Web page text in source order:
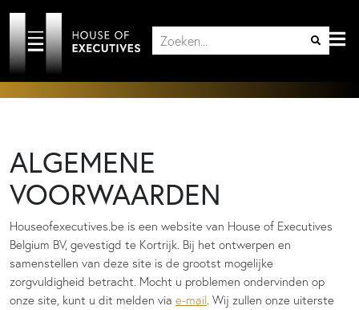
ALGEMENE
VOORWAARDEN
Houseofexecutives.be is een website van House of Executives
Belgium BV, gevestigd te Kortrijk. Bij het ontwerpen en
samenstellen van deze site is de grootst mogelijke
zorgvuldigheid betracht. Mocht u problemen ondervinden op
onze site, kunt u dit melden via e-mail. Wij zullen onze uiterste